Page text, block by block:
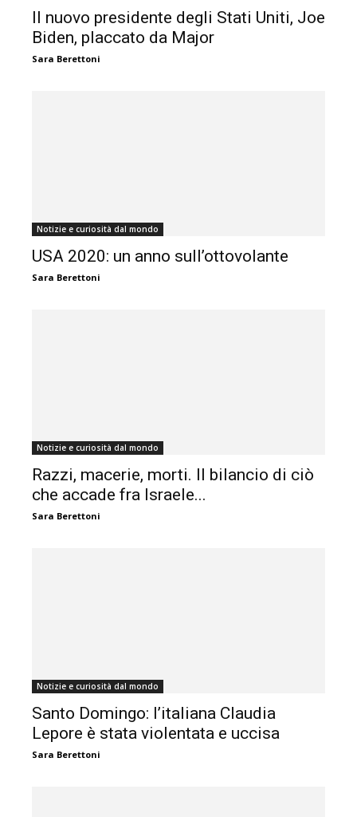
Il nuovo presidente degli Stati Uniti, Joe
Biden, placcato da Major
Sara Berettoni
Notizie e curiosità dal mondo
USA 2020: un anno sull’ottovolante
Sara Berettoni
Notizie e curiosità dal mondo
Razzi, macerie, morti. Il bilancio di ciò
che accade fra Israele...
Sara Berettoni
Notizie e curiosità dal mondo
Santo Domingo: l’italiana Claudia
Lepore è stata violentata e uccisa
Sara Berettoni